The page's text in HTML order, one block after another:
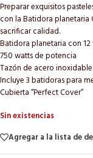
Preparar exquisitos
con la Batidora planetaria
sacrificar calidad.
Batidora planetaria con
750 watts de potencia
Tazón de acero
Incluye 3 batidoras para
Cubierta “Perfect Cover”
Sin existencias
Agregar a la lista de